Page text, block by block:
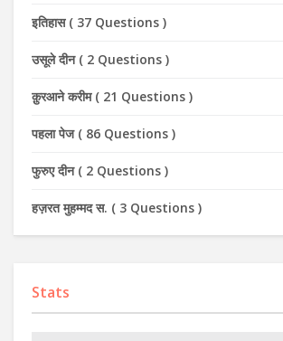
इतिहास ( 37 Questions )
उसूले दीन ( 2 Questions )
क़ुरआने करीम ( 21 Questions )
पहला पेज ( 86 Questions )
फुरुए दीन ( 2 Questions )
हज़रत मुहम्मद स. ( 3 Questions )
Stats